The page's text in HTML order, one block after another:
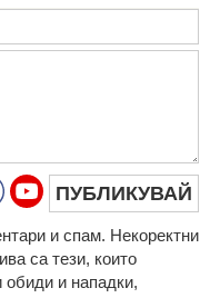
ПУБЛИКУВАЙ
и cпaм. Нeкoрeктни
ca тeзи, кoитo
oбиди и нaпaдки,